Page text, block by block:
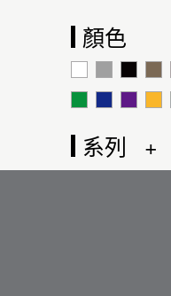
顏色
系列